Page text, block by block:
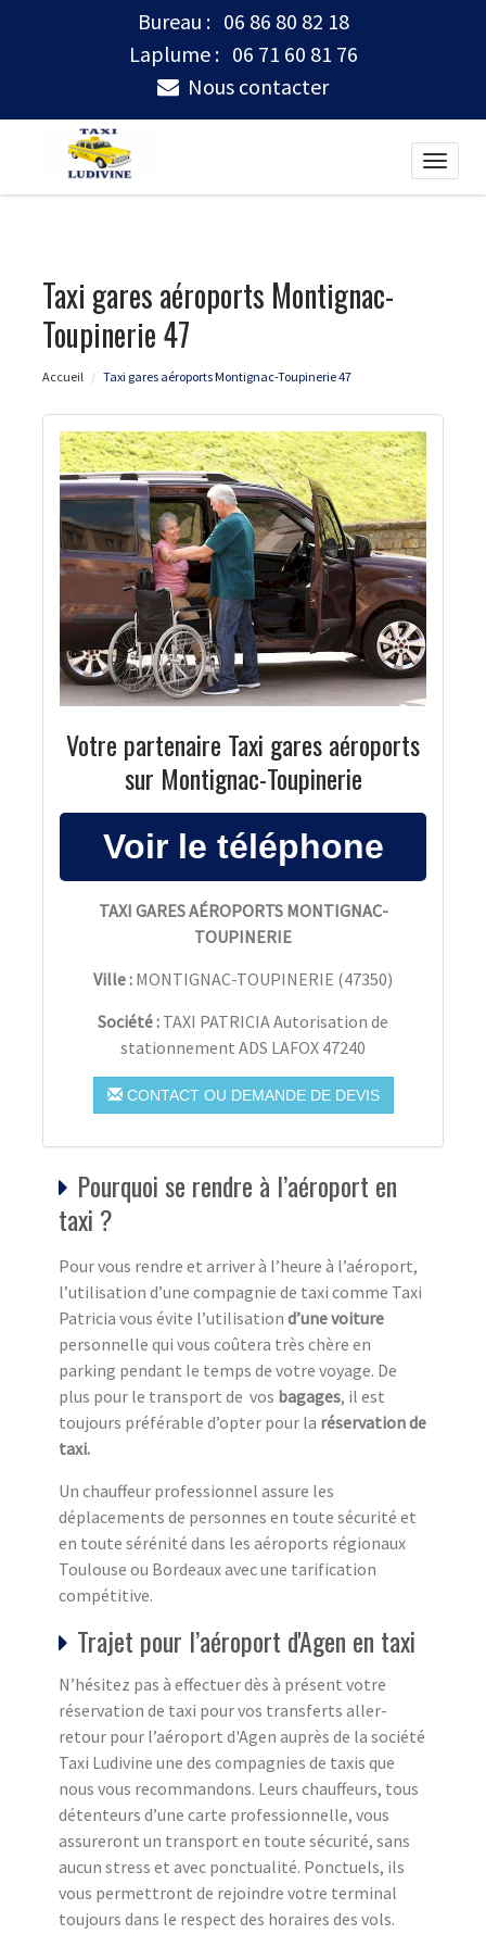
Bureau : 06 86 80 82 18
Laplume : 06 71 60 81 76
Nous contacter
Toggle
Taxi gares aéroports Montignac-
Toupinerie 47
Accueil Taxi gares aéroports Montignac-Toupinerie 47
Votre partenaire Taxi gares aéroports
sur Montignac-Toupinerie
TAXI GARES AÉROPORTS MONTIGNAC-
TOUPINERIE
Ville : MONTIGNAC-TOUPINERIE (47350)
Société : TAXI PATRICIA Autorisation de
stationnement ADS LAFOX 47240
CONTACT OU DEMANDE DE DEVIS
Pourquoi se rendre à l’aéroport en
taxi ?
Pour vous rendre et arriver à l’heure à l’aéroport,
l’utilisation d’une compagnie de taxi comme Taxi
Patricia vous évite l’utilisation d’une voiture
personnelle qui vous coûtera très chère en
parking pendant le temps de votre voyage. De
plus pour le transport de vos bagages, il est
toujours préférable d’opter pour la réservation de
taxi.
Un chauffeur professionnel assure les
déplacements de personnes en toute sécurité et
en toute sérénité dans les aéroports régionaux
Toulouse ou Bordeaux avec une tarification
compétitive.
Trajet pour l’aéroport d'Agen en taxi
N’hésitez pas à effectuer dès à présent votre
réservation de taxi pour vos transferts aller-
retour pour l’aéroport d'Agen auprès de la société
Taxi Ludivine une des compagnies de taxis que
nous vous recommandons. Leurs chauffeurs, tous
détenteurs d’une carte professionnelle, vous
assureront un transport en toute sécurité, sans
aucun stress et avec ponctualité. Ponctuels, ils
vous permettront de rejoindre votre terminal
toujours dans le respect des horaires des vols.